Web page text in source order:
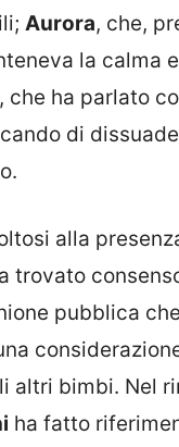
Aurora, che,
la calma
, che ha parlato
di
alla
trovato
pubblica
altri bimbi. Nel
ha fatto